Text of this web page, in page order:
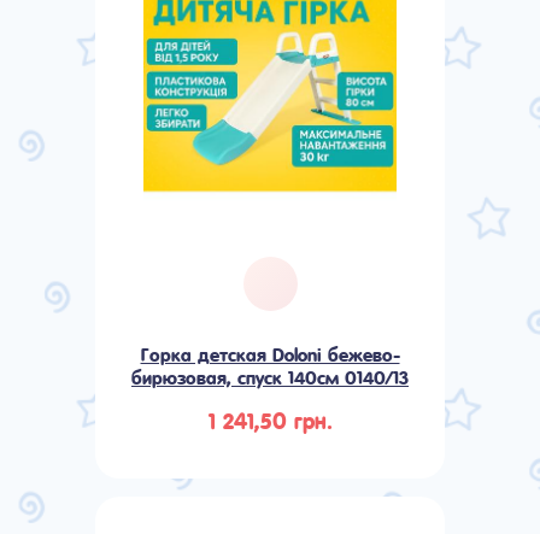
Горка детская Doloni бежево-
бирюзовая, спуск 140см 0140/13
1 241,50 грн.